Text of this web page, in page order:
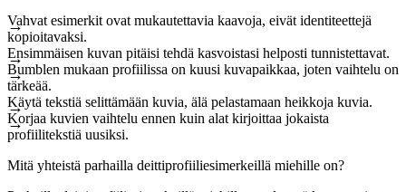
Vahvat esimerkit ovat mukautettavia kaavoja, eivät identiteettejä
kopioitavaksi.
Ensimmäisen kuvan pitäisi tehdä kasvoistasi helposti tunnistettavat.
Bumblen mukaan profiilissa on kuusi kuvapaikkaa, joten vaihtelu on
tärkeää.
Käytä tekstiä selittämään kuvia, älä pelastamaan heikkoja kuvia.
Korjaa kuvien vaihtelu ennen kuin alat kirjoittaa jokaista
profiilitekstiä uusiksi.
Mitä yhteistä parhailla deittiprofiiliesimerkeillä miehille on?